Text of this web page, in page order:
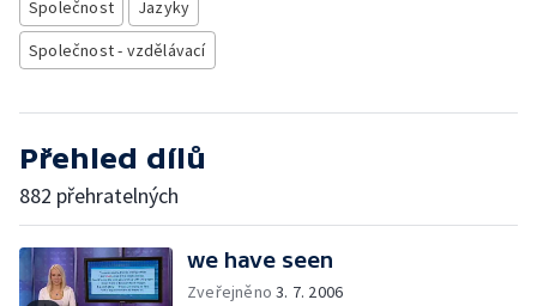
Společnost
Jazyky
Společnost - vzdělávací
Přehled dílů
882 přehratelných
we have seen
Zveřejněno3. 7. 2006